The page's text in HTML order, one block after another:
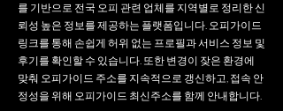
를 기반으로 전국 오피 관련 업체를 지역별로 정리한 신
뢰성 높은 정보를 제공하는 플랫폼입니다. 오피가이드
링크를 통해 손쉽게 허위 없는 프로필과 서비스 정보 및
후기를 확인할 수 있습니다. 또한 변경이 잦은 환경에
맞춰 오피가이드 주소를 지속적으로 갱신하고, 접속 안
정성을 위해 오피가이드 최신주소를 함께 안내합니다.